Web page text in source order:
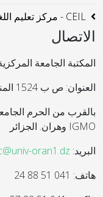
CEIL - مركز تعليم اللغة
الاتصال
المكتبة الجامعة
العنوان: ص ب 1524 المنور 31000 وهران
بالقرب من الحرم
IGMO وهران. الجزائر
البريد: oran1.dz
هاتف: 041 51 88 24